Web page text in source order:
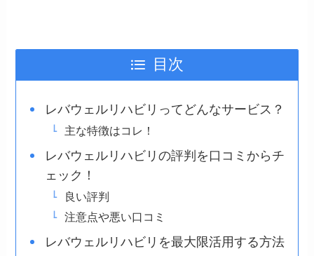
目次
レバウェルリハビリってどんなサービス？
主な特徴はコレ！
レバウェルリハビリの評判を口コミからチ
ェック！
良い評判
注意点や悪い口コミ
レバウェルリハビリを最大限活用する方法